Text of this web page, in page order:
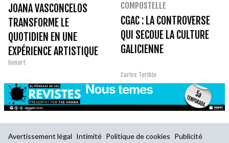
JOANA VASCONCELOS
TRANSFORME LE
QUOTIDIEN EN UNE
EXPÉRIENCE ARTISTIQUE
AU MUSÉE PICASSO DE
MÁLAGA
bonart
COMPOSTELLE
CGAC : LA CONTROVERSE
QUI SECOUE LA CULTURE
GALICIENNE
Carles Toribio
Avertissement légal Intimité Politique de cookies Publicité